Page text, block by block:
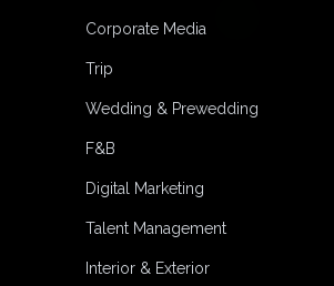
Corporate Media
Trip
Wedding & Prewedding
F&B
Digital Marketing
Talent Management
Interior & Exterior